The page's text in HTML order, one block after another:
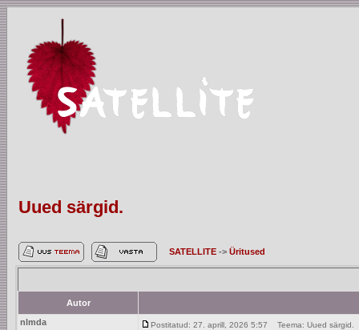
Uued särgid.
SATELLITE -> Üritused
Autor
nlmda
Postitatud: 27. aprill, 2026 5:57 Teema: Uued särgid.